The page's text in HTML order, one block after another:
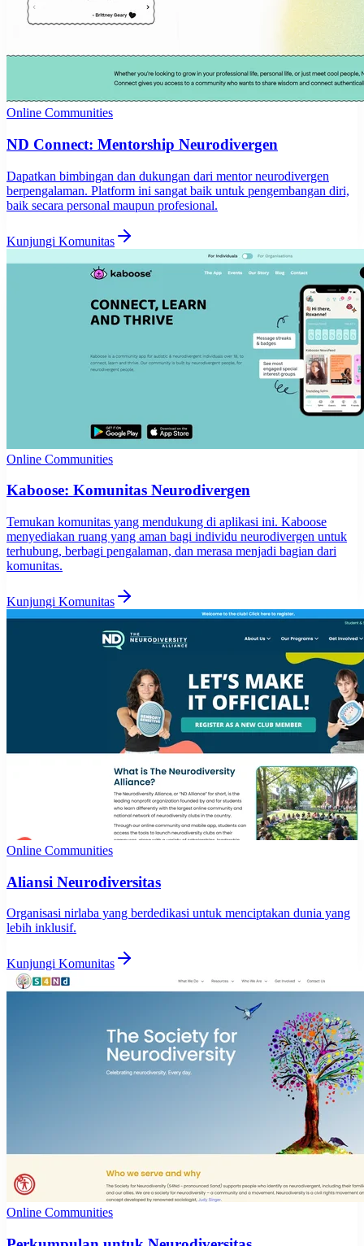
Online Communities
ND Connect: Mentorship Neurodivergen
Dapatkan bimbingan dan dukungan dari mentor neurodivergen
berpengalaman. Platform ini sangat baik untuk pengembangan diri,
baik secara personal maupun profesional.
Kunjungi Komunitas
Online Communities
Kaboose: Komunitas Neurodivergen
Temukan komunitas yang mendukung di aplikasi ini. Kaboose
menyediakan ruang yang aman bagi individu neurodivergen untuk
terhubung, berbagi pengalaman, dan merasa menjadi bagian dari
komunitas.
Kunjungi Komunitas
Online Communities
Aliansi Neurodiversitas
Organisasi nirlaba yang berdedikasi untuk menciptakan dunia yang
lebih inklusif.
Kunjungi Komunitas
Online Communities